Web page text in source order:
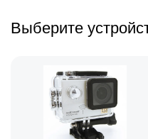
Выберите